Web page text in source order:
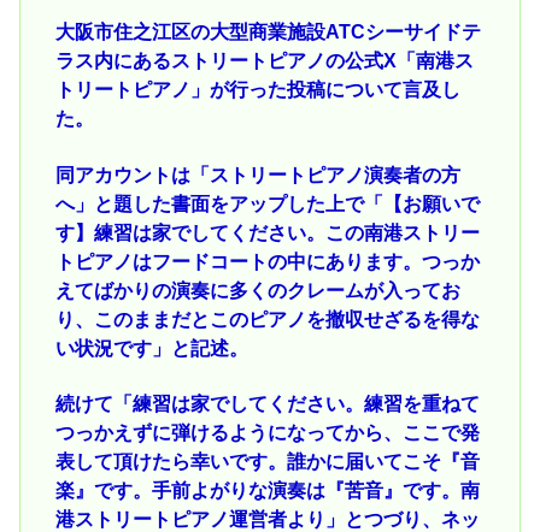
大阪市住之江区の大型商業施設ATCシーサイドテ
ラス内にあるストリートピアノの公式X「南港ス
トリートピアノ」が行った投稿について言及し
た。
同アカウントは「ストリートピアノ演奏者の方
へ」と題した書面をアップした上で「【お願いで
す】練習は家でしてください。この南港ストリー
トピアノはフードコートの中にあります。つっか
えてばかりの演奏に多くのクレームが入ってお
り、このままだとこのピアノを撤収せざるを得な
い状況です」と記述。
続けて「練習は家でしてください。練習を重ねて
つっかえずに弾けるようになってから、ここで発
表して頂けたら幸いです。誰かに届いてこそ『音
楽』です。手前よがりな演奏は『苦音』です。南
港ストリートピアノ運営者より」とつづり、ネッ